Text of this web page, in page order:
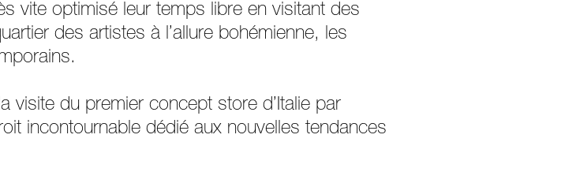
vite optimisé leur temps libre en visitant des
des artistes à l’allure bohémienne, les
du premier concept store d’Italie par
incontournable dédié aux nouvelles tendances